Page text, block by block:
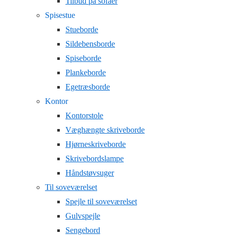
Spisestue
Stueborde
Sildebensborde
Spiseborde
Plankeborde
Egetræsborde
Kontor
Kontorstole
Væghængte skriveborde
Hjørneskriveborde
Skrivebordslampe
Håndstøvsuger
Til soveværelset
Spejle til soveværelset
Gulvspejle
Sengebord